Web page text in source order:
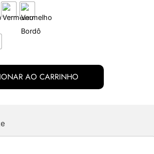
AO CARRINHO